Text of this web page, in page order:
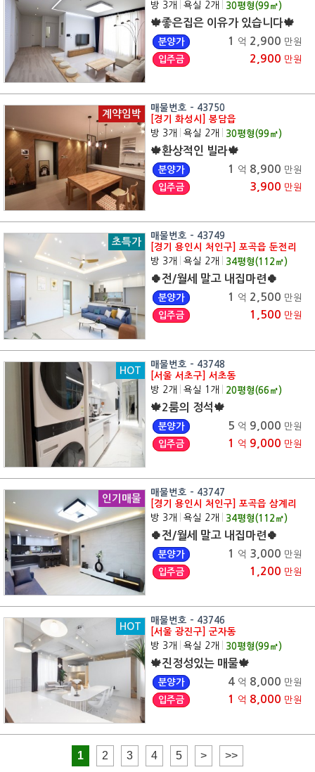
방 3개
욕실 2개 30평형(99㎡)
🍁좋은집은 이유가 있습니다🍁
분양가 1 억 2,900 만원
입주금
2,900 만원
계약임박
매물번호 - 43750
[경기 화성시] 봉담읍
방 3개
욕실 2개 30평형(99㎡)
🍁환상적인 빌라🍁
분양가 1 억 8,900 만원
입주금
3,900 만원
초특가
매물번호 - 43749
[경기 용인시 처인구] 포곡읍 둔전리
방 3개
욕실 2개 34평형(112 ㎡)
🍀전/월세 말고 내집마련🍀
분양가 1 억 2,500 만원
입주금
1,500 만원
HOT
매물번호 - 43748
[서울 서초구] 서초동
방 2개
욕실 1개 20평형(66㎡)
🍁2룸의 정석🍁
분양가 5 억 9,000 만원
입주금
1 억 9,000 만원
인기매물
매물번호 - 43747
[경기 용인시 처인구] 포곡읍 삼계리
방 3개
욕실 2개 34평형(112 ㎡)
🍀전/월세 말고 내집마련🍀
분양가 1 억 3,000 만원
입주금
1,200 만원
HOT
매물번호 - 43746
[서울 광진구] 군자동
방 3개
욕실 2개 30평형(99㎡)
🍁진정성있는 매물🍁
분양가 4 억 8,000 만원
입주금
1 억 8,000 만원
1 2 3 4 5 > >>